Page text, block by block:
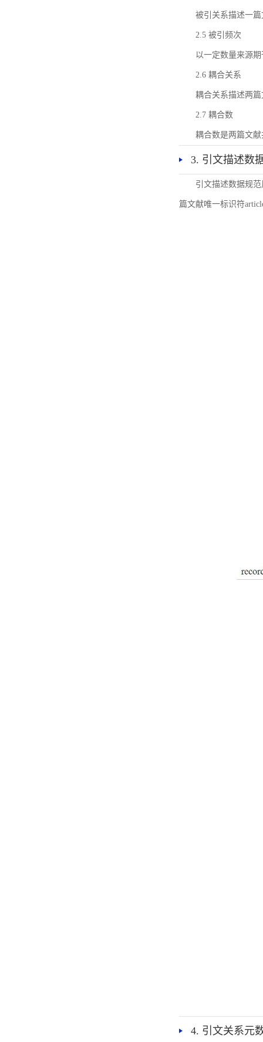
被引关系描述一
2.5 被引频次
以一定数量来源
2.6 耦合关系
耦合关系描述两
2.7 耦合数
耦合数是两篇文
3. 引文描述数
引文描述数据规
篇文献唯一标识符
4. 引文关系元